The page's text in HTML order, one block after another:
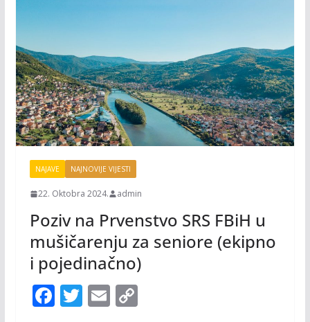
NAJAVE NAJNOVIJE VIJESTI
22. Oktobra 2024. admin
Poziv na Prvenstvo SRS FBiH u
mušičarenju za seniore (ekipno
i pojedinačno)
F T E C